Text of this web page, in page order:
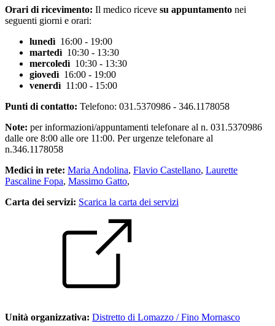
Orari di ricevimento: Il medico riceve su appuntamento nei
seguenti giorni e orari:
lunedì 16:00 - 19:00
martedì 10:30 - 13:30
mercoledì 10:30 - 13:30
giovedì 16:00 - 19:00
venerdì 11:00 - 15:00
Punti di contatto: Telefono: 031.5370986 - 346.1178058
Note: per informazioni/appuntamenti telefonare al n. 031.5370986
dalle ore 8:00 alle ore 11:00. Per urgenze telefonare al
n.346.1178058
Medici in rete: Maria Andolina, Flavio Castellano, Laurette
Pascaline Fopa, Massimo Gatto,
Carta dei servizi: Scarica la carta dei servizi
Unità organizzativa: Distretto di Lomazzo / Fino Mornasco